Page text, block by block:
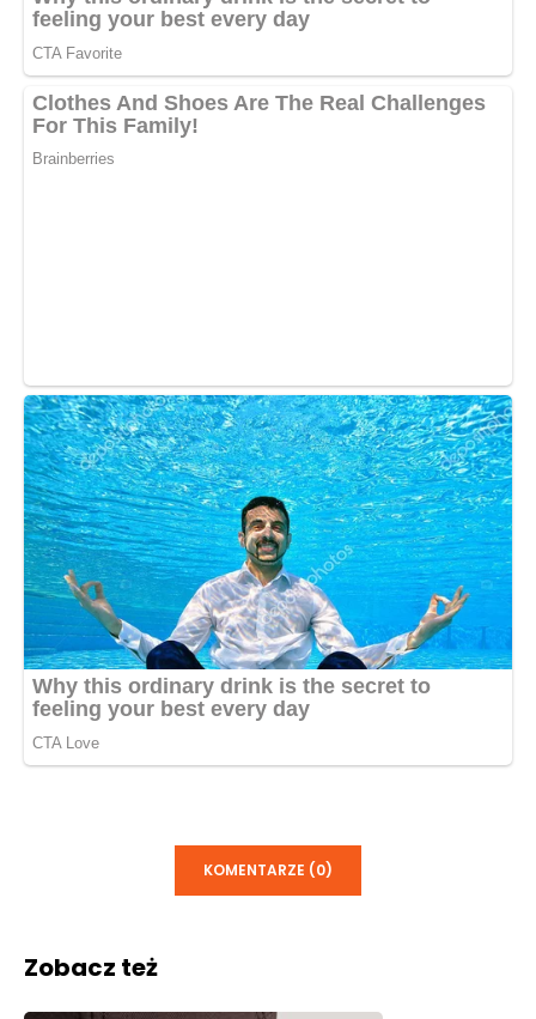
KOMENTARZE (0)
Zobacz też